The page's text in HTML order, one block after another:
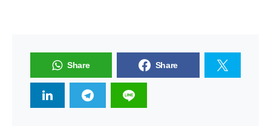
Share Share